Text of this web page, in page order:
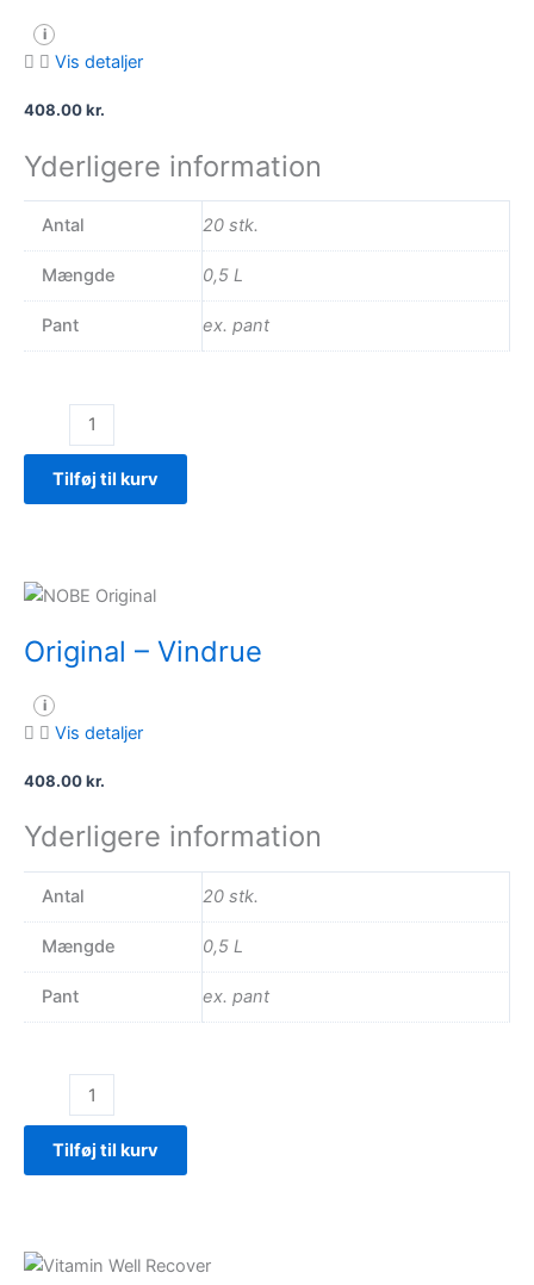
i
Vis detaljer
408.00kr.
Yderligere information
Antal 20 stk.
Mængde 0,5 L
Pant ex. pant
Tilføj til kurv
Original – Vindrue
i
Vis detaljer
408.00kr.
Yderligere information
Antal 20 stk.
Mængde 0,5 L
Pant ex. pant
Vindrue
antal
Tilføj til kurv